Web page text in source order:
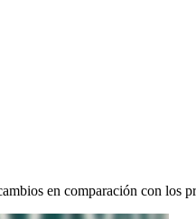
en comparación con los